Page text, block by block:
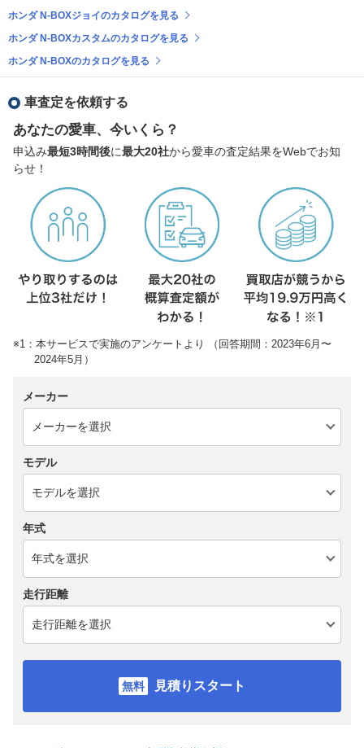
ホンダ N-BOXジョイのカタログを見る
ホンダ N-BOXカスタムのカタログを見る
ホンダ N-BOXのカタログを見る
車査定を依頼する
あなたの愛車、今いくら？
申込み最短3時間後に最大20社から愛車の査定結果をWebでお知
らせ！
※1：本サービスで実施のアンケートより （回答期間：2023年6月〜
2024年5月）
メーカー
モデル
年式
走行距離
見積りスタート